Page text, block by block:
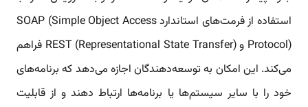
استفاده از فرمت‌های استاندارد SOAP (Simple Object Access
Protocol) و REST (Representational State Transfer) فراهم
می‌کند. این امکان به توسعه‌دهندگان اجازه می‌دهد که برنامه‌های
خود را با سایر سیستم‌ها یا برنامه‌ها ارتباط دهند و از قابلیت